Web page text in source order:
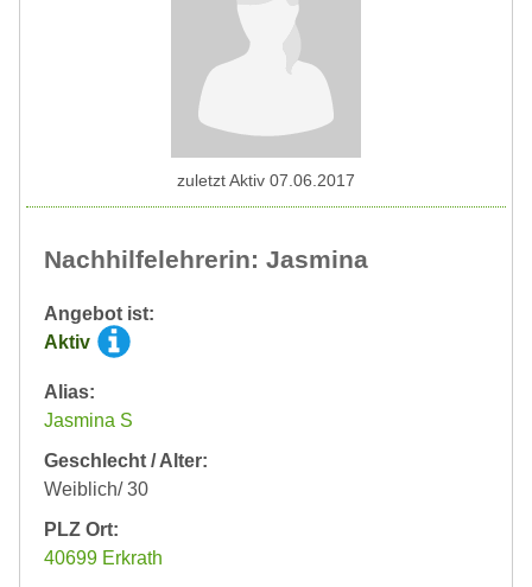
Nachhilfelehrerin: Jasmina
Angebot ist:
Aktiv
Alias:
Jasmina S
Geschlecht / Alter:
Weiblich/ 30
PLZ Ort:
40699 Erkrath
zuletzt Aktiv 07.06.2017